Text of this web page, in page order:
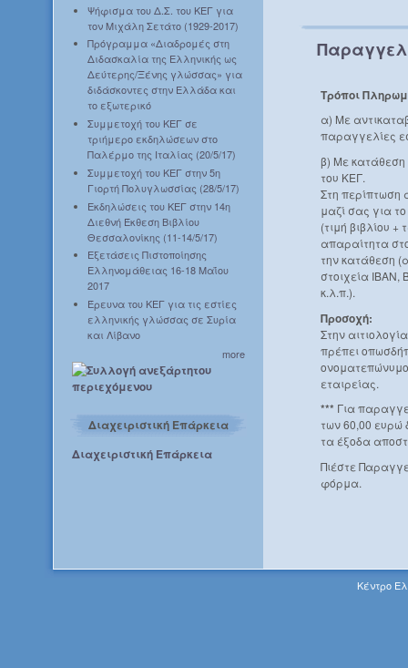
Ψήφισμα του Δ.Σ. του ΚΕΓ για
τον Μιχάλη Σετάτο (1929-2017)
Πρόγραμμα «Διαδρομές στη
Διδασκαλία της Ελληνικής ως
Δεύτερης/Ξένης γλώσσας» για
διδάσκοντες στην Ελλάδα και
το εξωτερικό
Συμμετοχή του ΚΕΓ σε
τριήμερο εκδηλώσεων στο
Παλέρμο της Ιταλίας (20/5/17)
Συμμετοχή του ΚΕΓ στην 5η
Γιορτή Πολυγλωσσίας (28/5/17)
Εκδηλώσεις του ΚΕΓ στην 14η
Διεθνή Έκθεση Βιβλίου
Θεσσαλονίκης (11-14/5/17)
Εξετάσεις Πιστοποίησης
Ελληνομάθειας 16-18 Μαΐου
2017
Έρευνα του ΚΕΓ για τις εστίες
ελληνικής γλώσσας σε Συρία
και Λίβανο
more
Διαχειριστική Επάρκεια
Διαχειριστική Επάρκεια
Τρόποι
α) Με
παραγγελίες
β) Με κατάθεση
του ΚΕΓ.
Στη περίπτωση
μαζί σας για
(τιμή βιβλίου
απαραίτητα
την κατάθεση
στοιχεία IBAN,
κ.λ.π.).
Προσοχή:
Στην
πρέπει
εταιρείας.
*** Για
των 60,00 ευρώ
τα έξοδα
Πιέστε
φόρμα.
Κέντρο